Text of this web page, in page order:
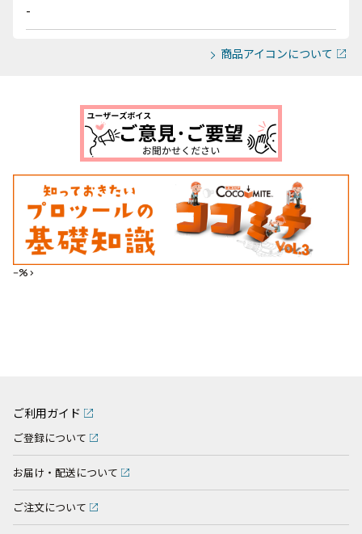
-
商品アイコンについて
--%>
ご利用ガイド
ご登録について
お届け・配送について
ご注文について